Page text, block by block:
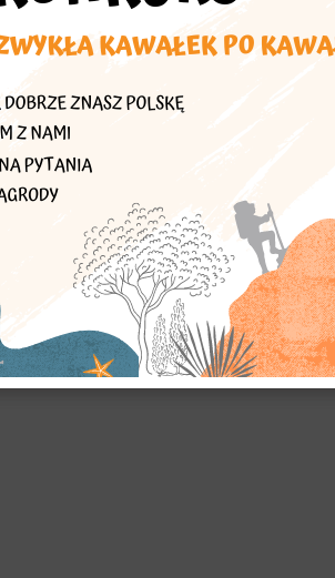
kapliczki
w 1348 r. Do końca ostatniej wojny nosiła nazwę
szybko rozwijająca się miejscowość położona bardzo